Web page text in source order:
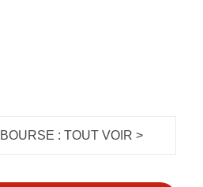
BOURSE : TOUT VOIR >